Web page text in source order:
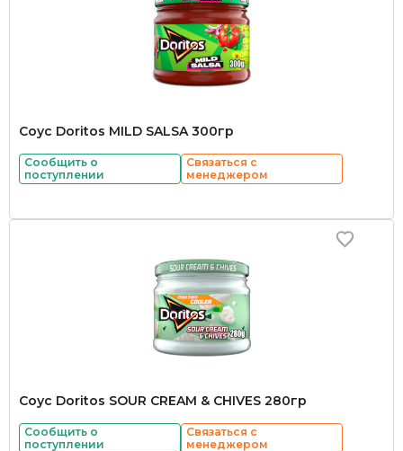
Соус Doritos MILD SALSA 300гр
Сообщить о
поступлении
Связаться с
менеджером
Соус Doritos SOUR CREAM & CHIVES 280гр
Сообщить о
поступлении
Связаться с
менеджером